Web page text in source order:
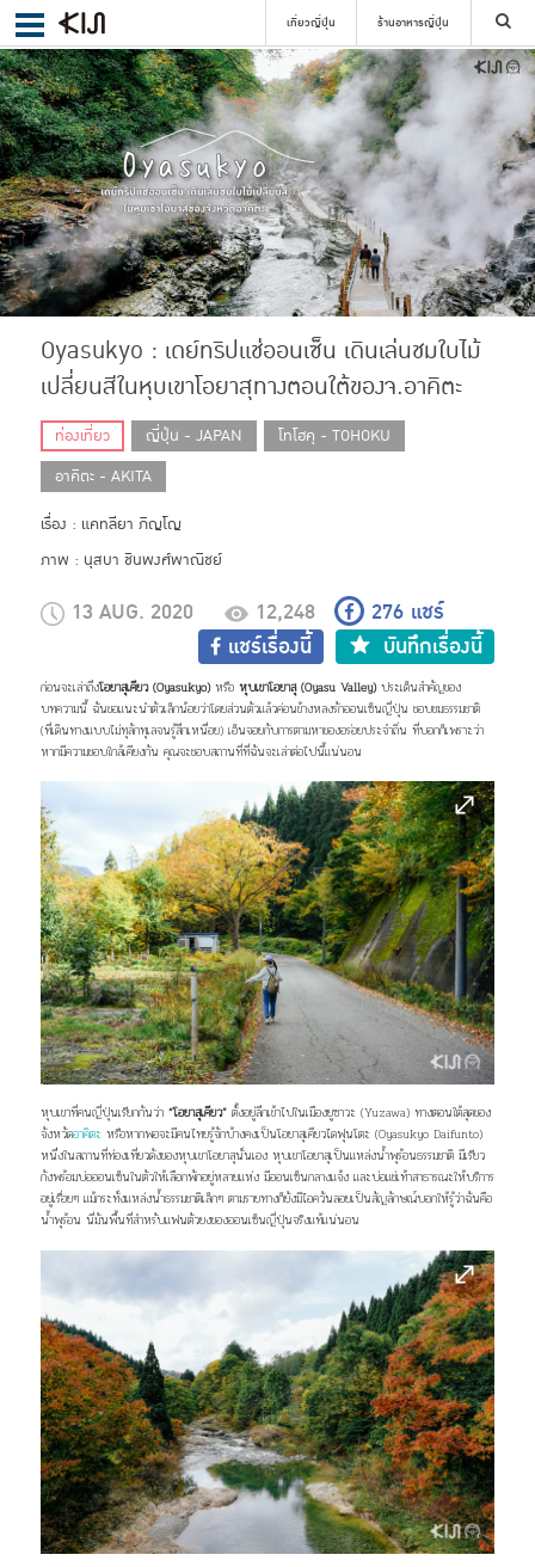
เที่ยวญี่ปุ่น ร้านอาหารญี่ปุ่น
ค้นหา
เลือกย่าน
ค้นหา
13 AUG. 2020 12,248 276 แชร์
แชร์เรื่องนี้
บันทึกเรื่องนี้
Oyasukyo : เดย์ทริปแช่ออนเซ็น เดินเล่นชมใบไม้
เปลี่ยนสีในหุบเขาโอยาสุทางตอนใต้ของจ.อาคิตะ
ท่องเที่ยว ญี่ปุ่น - JAPAN
โทโฮคุ - TOHOKU
อาคิตะ - AKITA
เรื่อง : แคทลียา ภิญโญ
ภาพ : นุสบา ชินพงศ์พาณิชย์
ก่อนจะเล่าถึงโอยาสุเคียว (Oyasukyo)หรือ หุบเขาโอยาสุ (Oyasu Valley)ประเด็นสำคัญของ
บทความนี้ ฉันขอแนะนำตัวเล็กน้อยว่าโดยส่วนตัวแล้วค่อนข้างหลงรักออนเซ็นญี่ปุ่น ชอบชมธรรมชาติ
(ที่เดินทางแบบไม่ทุลักทุเลจนรู้สึกเหนื่อย) เอ็นจอยกับการตามหาของอร่อยประจำถิ่น ที่บอกก็เพราะว่า
หากมีความชอบใกล้เคียงกัน คุณจะชอบสถานที่ที่ฉันจะเล่าต่อไปนี้แน่นอน
หุบเขาที่คนญี่ปุ่นเรียกกันว่า “โอยาสุเคียว”ตั้งอยู่ลึกเข้าไปในเมืองยูซาวะ (Yuzawa) ทางตอนใต้สุดของ
จังหวัดอาคิตะ หรือหากพอจะมีคนไทยรู้จักบ้างคงเป็นโอยาสุเคียวไดฟุนโตะ (Oyasukyo Daifunto)
หนึ่งในสถานที่ท่องเที่ยวดังของหุบเขาโอยาสุนั่นเอง หุบเขาโอยาสุเป็นแหล่งน้ำพุร้อนธรรมชาติ มีเรียว
กังพร้อมบ่อออนเซ็นในตัวให้เลือกพักอยู่หลายแห่ง มีออนเซ็นกลางแจ้ง และบ่อแช่เท้าสาธารณะให้บริการ
อยู่เรื่อยๆ แม้กระทั่งแหล่งน้ำธรรมชาติเล็กๆ ตามรายทางก็ยังมีไอควันลอยเป็นสัญลักษณ์บอกให้รู้ว่าฉันคือ
น้ำพุร้อน นี่มันพื้นที่สำหรับแฟนตัวยงของออนเซ็นญี่ปุ่นจริงแท้แน่นอน